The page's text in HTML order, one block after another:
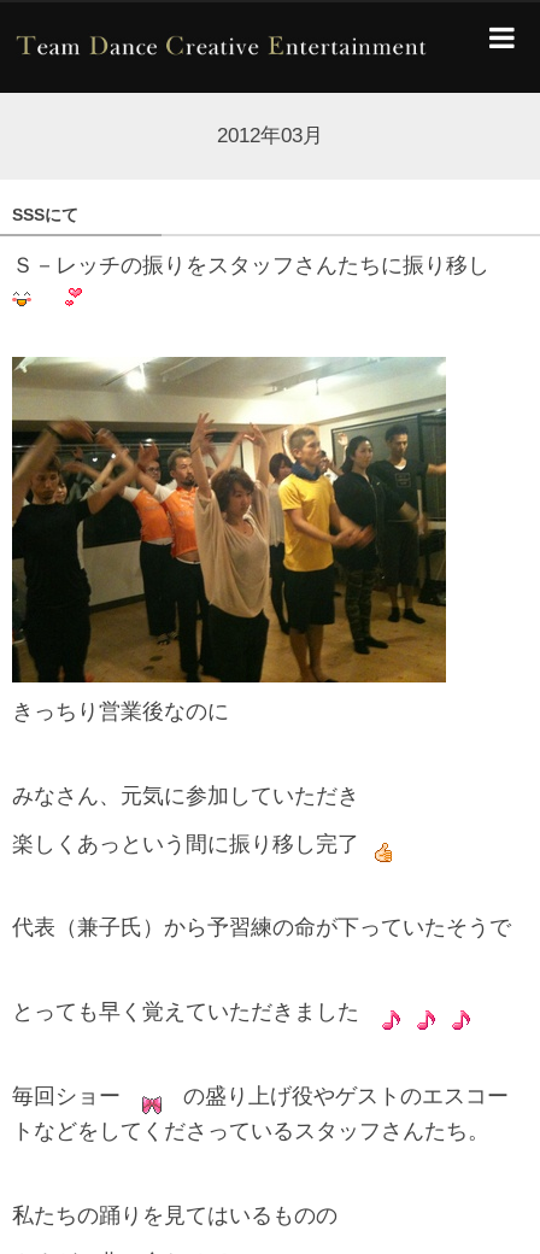
2012年03月
SSSにて
Ｓ－レッチの振りをスタッフさんたちに振り移し
きっちり営業後なのに
みなさん、元気に参加していただき
楽しくあっという間に振り移し完了
代表（兼子氏）から予習練の命が下っていたそうで
とっても早く覚えていただきました
毎回ショー
の盛り上げ役やゲストのエスコー
トなどをしてくださっているスタッフさんたち。
私たちの踊りを見てはいるものの